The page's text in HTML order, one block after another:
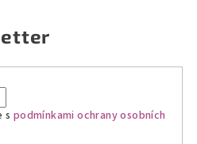
s podmínkami ochrany osobních